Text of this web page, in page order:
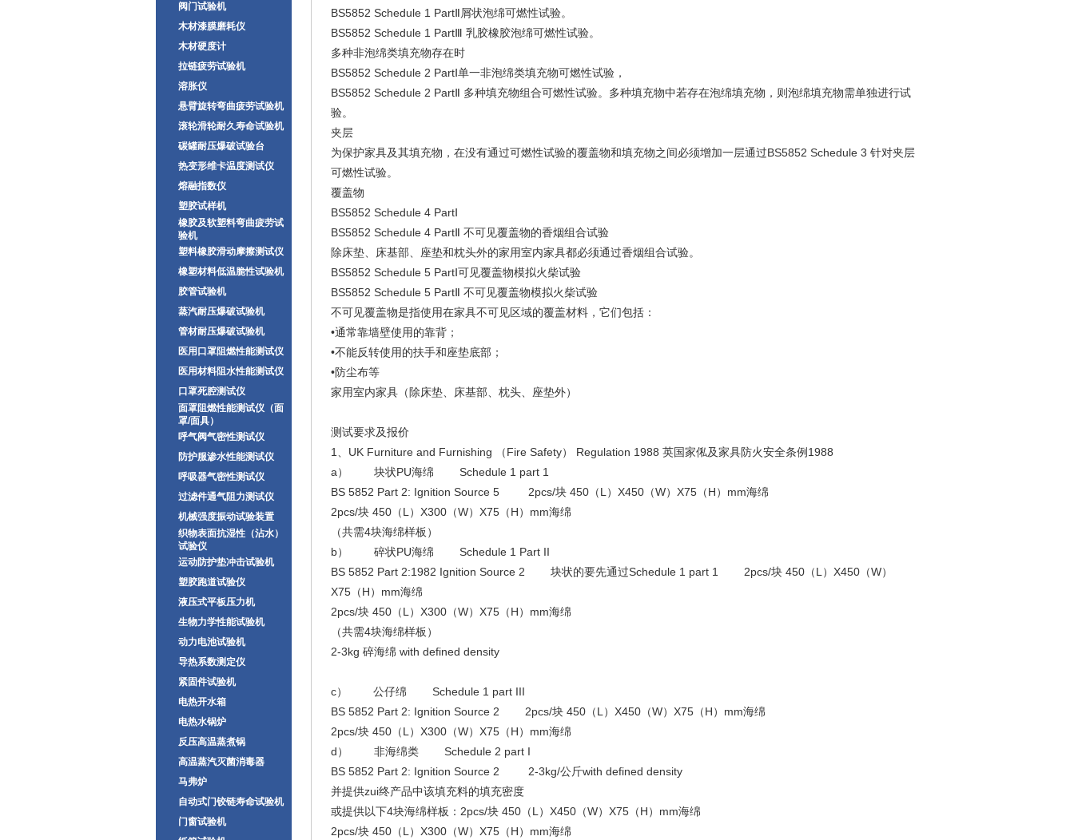
阀门试验机
木材漆膜磨耗仪
木材硬度计
拉链疲劳试验机
溶胀仪
悬臂旋转弯曲疲劳试验机
滚轮滑轮耐久寿命试验机
碳罐耐压爆破试验台
热变形维卡温度测试仪
熔融指数仪
塑胶试样机
橡胶及软塑料弯曲疲劳试
验机
塑料橡胶滑动摩擦测试仪
橡塑材料低温脆性试验机
胶管试验机
蒸汽耐压爆破试验机
管材耐压爆破试验机
医用口罩阻燃性能测试仪
医用材料阻水性能测试仪
口罩死腔测试仪
面罩阻燃性能测试仪（面
罩/面具）
呼气阀气密性测试仪
防护服渗水性能测试仪
呼吸器气密性测试仪
过滤件通气阻力测试仪
机械强度振动试验装置
织物表面抗湿性（沾水）
试验仪
运动防护垫冲击试验机
塑胶跑道试验仪
液压式平板压力机
生物力学性能试验机
动力电池试验机
导热系数测定仪
紧固件试验机
电热开水箱
电热水锅炉
反压高温蒸煮锅
高温蒸汽灭菌消毒器
马弗炉
自动式门铰链寿命试验机
门窗试验机
BS5852 Schedule 1 PartⅡ屑状泡绵可燃性试验。
BS5852 Schedule 1 PartⅢ 乳胶橡胶泡绵可燃性试验。
多种非泡绵类填充物存在时
BS5852 Schedule 2 PartⅠ单一非泡绵类填充物可燃性试验，
BS5852 Schedule 2 PartⅡ 多种填充物组合可燃性试验。多种填充物中若存在泡绵填充物，则泡绵填充物需单独进行试
验。
夹层
为保护家具及其填充物，在没有通过可燃性试验的覆盖物和填充物之间必须增加一层通过BS5852 Schedule 3 针对夹层
可燃性试验。
覆盖物
BS5852 Schedule 4 PartⅠ
BS5852 Schedule 4 PartⅡ 不可见覆盖物的香烟组合试验
除床垫、床基部、座垫和枕头外的家用室内家具都必须通过香烟组合试验。
BS5852 Schedule 5 PartⅠ可见覆盖物模拟火柴试验
BS5852 Schedule 5 PartⅡ 不可见覆盖物模拟火柴试验
不可见覆盖物是指使用在家具不可见区域的覆盖材料，它们包括：
•通常靠墙壁使用的靠背；
•不能反转使用的扶手和座垫底部；
•防尘布等
家用室内家具（除床垫、床基部、枕头、座垫外）
测试要求及报价
1、UK Furniture and Furnishing （Fire Safety） Regulation 1988 英国家俬及家具防火安全条例1988
a） 块状PU海绵 Schedule 1 part 1
BS 5852 Part 2: Ignition Source 5 2pcs/块 450（L）X450（W）X75（H）mm海绵
2pcs/块 450（L）X300（W）X75（H）mm海绵
（共需4块海绵样板）
b） 碎状PU海绵 Schedule 1 Part II
BS 5852 Part 2:1982 Ignition Source 2 块状的要先通过Schedule 1 part 1 2pcs/块 450（L）X450（W）
X75（H）mm海绵
2pcs/块 450（L）X300（W）X75（H）mm海绵
（共需4块海绵样板）
2-3kg 碎海绵 with defined density
c） 公仔绵 Schedule 1 part III
BS 5852 Part 2: Ignition Source 2 2pcs/块 450（L）X450（W）X75（H）mm海绵
2pcs/块 450（L）X300（W）X75（H）mm海绵
d） 非海绵类 Schedule 2 part I
BS 5852 Part 2: Ignition Source 2 2-3kg/公斤with defined density
并提供zui终产品中该填充料的填充密度
或提供以下4块海绵样板：2pcs/块 450（L）X450（W）X75（H）mm海绵
2pcs/块 450（L）X300（W）X75（H）mm海绵